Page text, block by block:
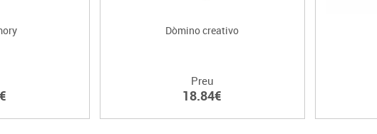
Dòmino creativo
Preu
18.84€